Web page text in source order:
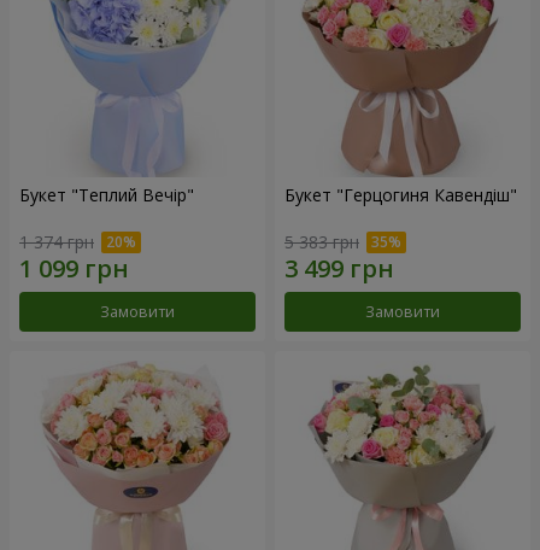
Букет "Теплий Вечір"
1 374 грн
Замовити
Букет "Герцогиня Кавендіш"
5 383 грн
Замовити